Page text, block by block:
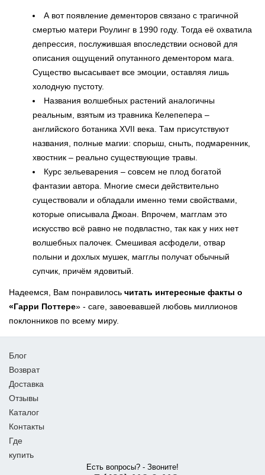
А вот появление дементоров связано с трагичной
смертью матери Роулинг в 1990 году. Тогда её охватила
депрессия, послужившая впоследствии основой для
описания ощущений опутанного дементором мага.
Существо высасывает все эмоции, оставляя лишь
холодную пустоту.
Названия волшебных растений аналогичны
реальным, взятым из травника Келепепера –
английского ботаника XVII века. Там присутствуют
названия, полные магии: спорыш, сныть, подмаренник,
хвостник – реально существующие травы.
Курс зельеварения – совсем не плод богатой
фантазии автора. Многие смеси действительно
существовали и обладали именно теми свойствами,
которые описывала Джоан. Впрочем, магглам это
искусство всё равно не подвластно, так как у них нет
волшебных палочек. Смешивая асфодели, отвар
полыни и дохлых мушек, магглы получат обычный
супчик, причём ядовитый.
Надеемся, Вам понравилось читать интересные факты о
«Гарри Поттере» - саге, завоевавшей любовь миллионов
поклонников по всему миру.
Блог
Возврат
Доставка
Отзывы
Каталог
Контакты
Где
купить
Есть вопросы? - Звоните!